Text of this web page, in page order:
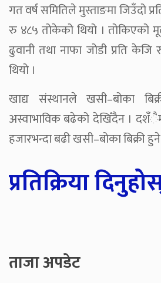
गत वर्ष समितिले मुस्ताङमा जिउँदो
रु ४८५ तोकेको थियो । तोकिएको
ढुवानी तथा नाफा जोडी प्रति केजि
थियो ।
खाद्य संस्थानले खसी–बोका
अस्वाभाविक बढेको देखिँदैन ।
हजारभन्दा बढी खसी–बोका बिक्री
प्रतिक्रिया
ताजा अपडेट